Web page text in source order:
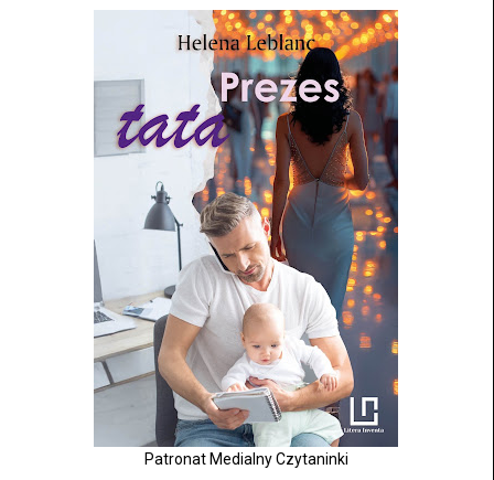
Patronat Medialny Czytaninki